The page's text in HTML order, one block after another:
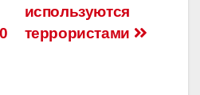
используются
террористами